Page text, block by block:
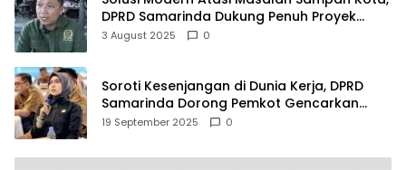
DPRD Samarinda Dukung Penuh Proyek
PLTSA
3 August 2025 0
Soroti Kesenjangan di Dunia Kerja, DPRD
Samarinda Dorong Pemkot Gencarkan
Pemberdayaan Perempuan
19 September 2025 0